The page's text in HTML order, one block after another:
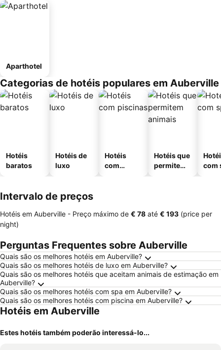
Aparthotel
Categorias de hotéis populares em Auberville
Hotéis
baratos
Hotéis de
luxo
Hotéis
com
Hotéis que
permitem
com
Intervalo de preços
Hotéis em Auberville - Preço máximo de ‎€ 78 até ‎€ 193 (price per
night)
Perguntas Frequentes sobre Auberville
Quais são os melhores hotéis em Auberville?
Quais são os melhores hotéis de luxo em Auberville?
Quais são os melhores hotéis que aceitam animais de estimação em
Auberville?
Quais são os melhores hotéis com spa em Auberville?
Quais são os melhores hotéis com piscina em Auberville?
Hotéis em Auberville
Estes hotéis também poderão interessá-lo...